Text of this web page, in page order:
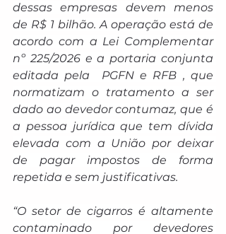
dessas empresas devem menos
de R$ 1 bilhão. A operação está de
acordo com a Lei Complementar
nº 225/2026 e a portaria conjunta
editada pela  PGFN e RFB , que
normatizam o tratamento a ser
dado ao devedor contumaz, que é
a pessoa jurídica que tem dívida
elevada com a União por deixar
de pagar impostos de forma
repetida e sem justificativas.
“O setor de cigarros é altamente
contaminado por devedores